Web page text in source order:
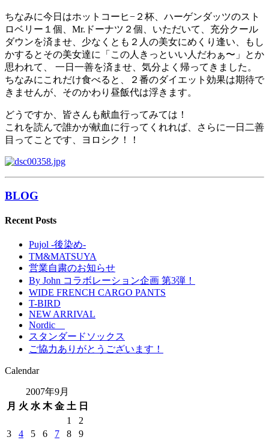
ちなみに今日はホットコーヒ−２杯、ハーゲンダッツのスト
ロベリー１個、Mr.ドーナツ２個、いただいて、充分クール
ダウンを済ませ、少なくとも２人の美女にめくり逢い、もし
かするとその美女達に「この人きっといい人だわぁ〜」とか
思われて、 一日一善を済ませ、気分よく帰ってきました。
ちなみにこれだけ食べると、２番のダイエット効果は期待で
きませんが、そのかわり昼飯代は浮きます。
どうですか、皆さんも献血行ってみては！
これを読んで誰かが献血に行ってくれれば、さらに一日二善
目ってことです、ヨロシク！！
BLOG
Recent Posts
Pujol -後染め-
TM&MATSUYA
営業自粛のお知らせ
By John コラボレーション企画 第3弾！
WIDE FRENCH CARGO PANTS
T-BIRD
NEW ARRIVAL
Nordic
スタンダードソックス
ご協力ありがとうございます！
Calendar
2007年9月
月 火 水 木 金 土 日
1
2
3
4 5 6 7 8
9